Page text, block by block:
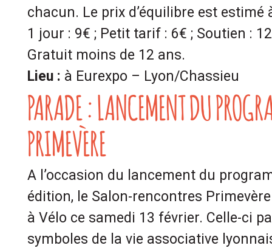
chacun. Le prix d’équilibre est estimé
1 jour : 9€ ; Petit tarif : 6€ ; Soutien : 12
Gratuit moins de 12 ans.
Lieu : à Eurexpo – Lyon/Chassieu
PARADE : LANCEMENT DU
PRIMEVÈRE
A l’occasion du lancement du
édition, le Salon-rencontres
à Vélo ce samedi 13 février. Celle-ci
symboles de la vie associative